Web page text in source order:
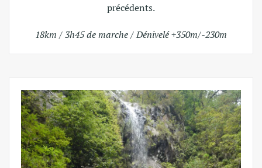
précédents.
18km / 3h45 de marche / Dénivelé +350m/-230m